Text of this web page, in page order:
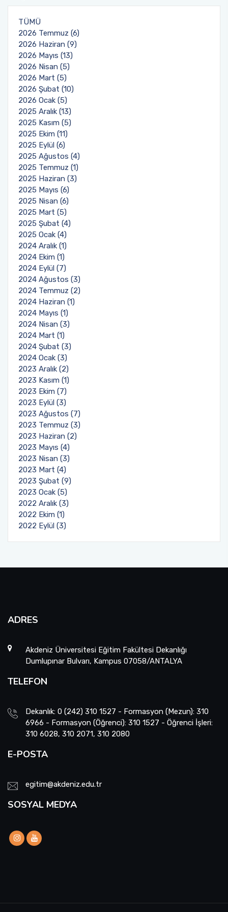
TÜMÜ
2026 Temmuz (6)
2026 Haziran (9)
2026 Mayıs (13)
2026 Nisan (5)
2026 Mart (5)
2026 Şubat (10)
2026 Ocak (5)
2025 Aralık (13)
2025 Kasım (5)
2025 Ekim (11)
2025 Eylül (6)
2025 Ağustos (4)
2025 Temmuz (1)
2025 Haziran (3)
2025 Mayıs (6)
2025 Nisan (6)
2025 Mart (5)
2025 Şubat (4)
2025 Ocak (4)
2024 Aralık (1)
2024 Ekim (1)
2024 Eylül (7)
2024 Ağustos (3)
2024 Temmuz (2)
2024 Haziran (1)
2024 Mayıs (1)
2024 Nisan (3)
2024 Mart (1)
2024 Şubat (3)
2024 Ocak (3)
2023 Aralık (2)
2023 Kasım (1)
2023 Ekim (7)
2023 Eylül (3)
2023 Ağustos (7)
2023 Temmuz (3)
2023 Haziran (2)
2023 Mayıs (4)
2023 Nisan (3)
2023 Mart (4)
2023 Şubat (9)
2023 Ocak (5)
2022 Aralık (3)
2022 Ekim (1)
2022 Eylül (3)
ADRES
Akdeniz Üniversitesi Eğitim Fakültesi Dekanlığı
Dumlupınar Bulvarı, Kampus 07058/ANTALYA
TELEFON
Dekanlık: 0 (242) 310 1527 - Formasyon (Mezun): 310
6966 - Formasyon (Öğrenci): 310 1527 - Öğrenci İşleri:
310 6028, 310 2071, 310 2080
E-POSTA
egitim@akdeniz.edu.tr
SOSYAL MEDYA
Organizasyon Şeması
Fotoğraf Galerisi
Eğitim Raporları
Öğrenci Bilgi Sistemi (OBS)
Değişim Programları
Barınma, Burs ve Çalışma Olanakları (SKS)
Mezun Bilgi Sistemi
Aday Öğrenci
Danışmanlıklar